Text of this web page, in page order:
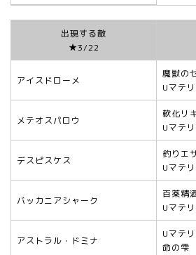
出現する敵
★3/22
アイスドローメ
魔獣の
Uマテ
メテオスパロウ
軟化リ
Uマテ
デスピスケス
釣りエ
Uマテ
バッカニアシャーク
百薬精
Uマテ
アストラル・ドミナ
Uマテ
命の雫